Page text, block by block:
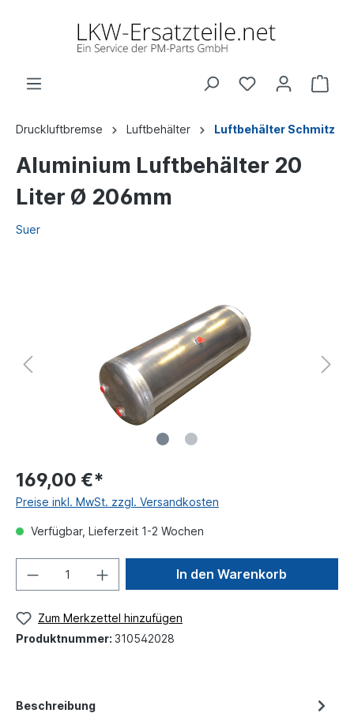
Druckluftbremse Luftbehälter Luftbehälter Schmitz
Aluminium Luftbehälter 20
Liter Ø 206mm
Suer
169,00 €*
Preise inkl. MwSt. zzgl. Versandkosten
Verfügbar, Lieferzeit 1-2 Wochen
In den Warenkorb
Zum Merkzettel hinzufügen
Produktnummer: 310542028
Beschreibung